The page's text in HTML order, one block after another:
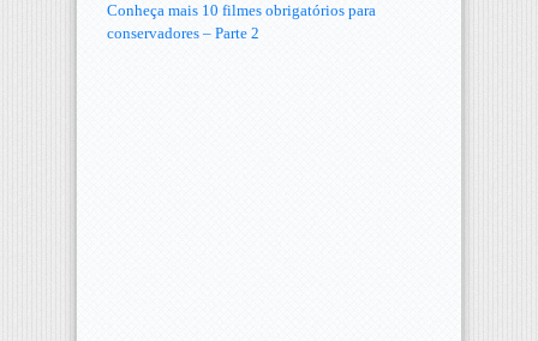
Conheça mais 10 filmes obrigatórios para
conservadores – Parte 2